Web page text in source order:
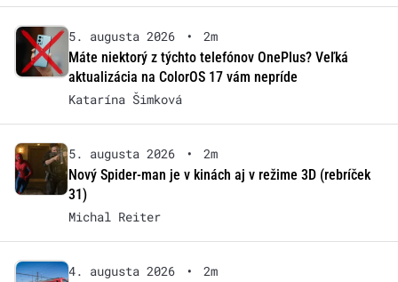
5. augusta 2026 •
2m
Máte niektorý z týchto telefónov OnePlus? Veľká
aktualizácia na ColorOS 17 vám nepríde
Katarína Šimková
5. augusta 2026 •
2m
Nový Spider-man je v kinách aj v režime 3D (rebríček
31)
Michal Reiter
4. augusta 2026 •
2m